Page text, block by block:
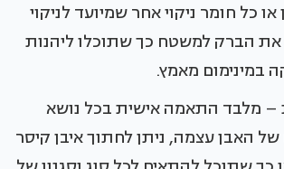
או כל חומר ניקוי אחר שמיועד לניקוי
את הברק למשטח כך שתוכלו ליהנות
במינימום מאמץ.
– מלבד התאמה אישית בכל נושא
של האבן עצמה, ניתן לחתוך איבן קיסר